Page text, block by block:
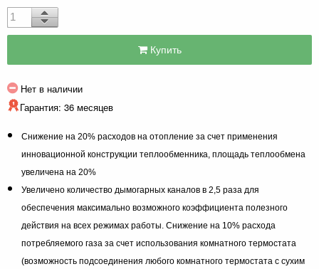
Купить
Нет в наличии
Гарантия: 36 месяцев
Снижение на 20% расходов на отопление за счет применения
инновационной конструкции теплообменника, площадь теплообмена
увеличена на 20%
Увеличено количество дымогарных каналов в 2,5 раза для
обеспечения максимально возможного коэффициента полезного
действия на всех режимах работы. Снижение на 10% расхода
потребляемого газа за счет использования комнатного термостата
(возможность подсоединения любого комнатного термостата с сухим